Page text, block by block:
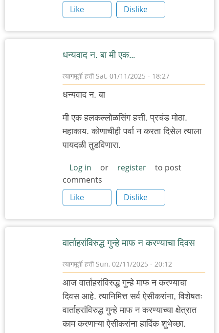
Like
Dislike
धन्यवाद न. बा मी एक…
त्यागमूर्ती हत्ती Sat, 01/11/2025 - 18:27
धन्यवाद न. बा
मी एक हलकल्लोळसिंग हत्ती. प्रचंड मोठा.
महाकाय. कोणाचीही पर्वा न करता दिसेल त्याला
पायदळी तुडविणारा.
Log in or register
to post
comments
Like
Dislike
वार्ताहरांविरुद्ध गुन्हे माफ न करण्याचा दिवस
त्यागमूर्ती हत्ती Sun, 02/11/2025 - 20:12
आज वार्ताहरांविरुद्ध गुन्हे माफ न करण्याचा
दिवस आहे. त्यानिमित्त सर्व ऐसीकरांना, विशेषतः
वार्ताहरांविरुद्ध गुन्हे माफ न करण्याच्या क्षेत्रात
काम करणाऱ्या ऐसीकरांना हार्दिक शुभेच्छा.